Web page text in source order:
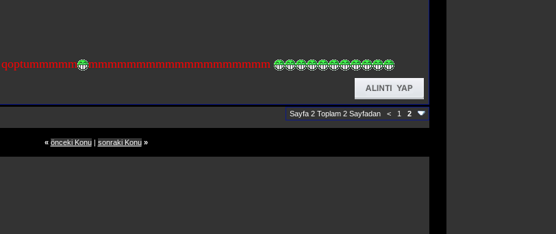
qoptummmmm mmmmmmmmmmmmmmmmmmm
Sayfa 2 Toplam 2 Sayfadan < 1 2
« önceki Konu| sonraki Konu »